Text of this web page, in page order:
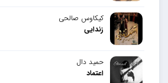
کیکاوس صالحی
زندایی
حمید دال
اعتماد